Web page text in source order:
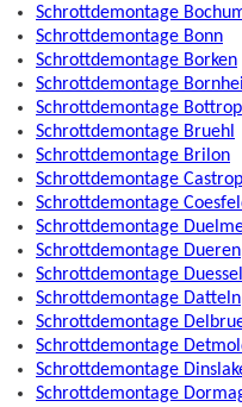
Schrottdemontage
Schrottdemontage Bonn
Schrottdemontage Borken
Schrottdemontage
Schrottdemontage Bottrop
Schrottdemontage Bruehl
Schrottdemontage Brilon
Schrottdemontage
Schrottdemontage
Schrottdemontage
Schrottdemontage Dueren
Schrottdemontage
Schrottdemontage Datteln
Schrottdemontage
Schrottdemontage
Schrottdemontage
Schrottdemontage